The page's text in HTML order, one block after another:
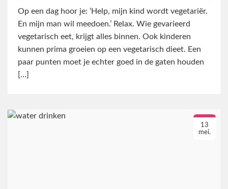
Op een dag hoor je: ‘Help, mijn kind wordt vegetariër.
En mijn man wil meedoen.’ Relax. Wie gevarieerd
vegetarisch eet, krijgt alles binnen. Ook kinderen
kunnen prima groeien op een vegetarisch dieet. Een
paar punten moet je echter goed in de gaten houden
[…]
13
mei.